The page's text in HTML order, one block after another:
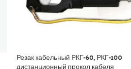
Резак кабельный РКГ-60, РКГ-100
дистанционный прокол кабеля